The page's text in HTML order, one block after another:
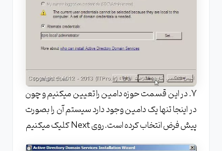
7. در این قسمت حوزه دامین را تعیین میکنیم و چون
در اینجا تنها یک دامین وجود دارد سیستم آن را بصورت
پیش فرض انتخاب کرده است.روی Next کلیک میکنیم